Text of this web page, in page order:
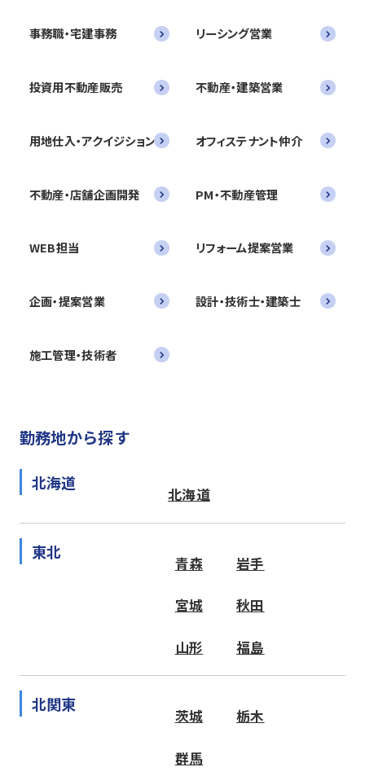
事務職・宅建事務 リーシング営業
投資用不動産販売 不動産・建築営業
用地仕入・アクイジション オフィステナント仲介
不動産・店舗企画開発 PM・不動産管理
WEB担当 リフォーム提案営業
企画・提案営業 設計・技術士・建築士
施工管理・技術者
勤務地から探す
北海道
北海道
東北
青森 岩手
宮城 秋田
山形 福島
北関東
茨城 栃木
群馬